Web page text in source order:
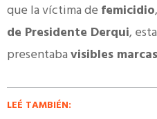
que la víctima de femicidio
de Presidente Derqui,
presentabavisibles
LEÉ TAMBIÉN: